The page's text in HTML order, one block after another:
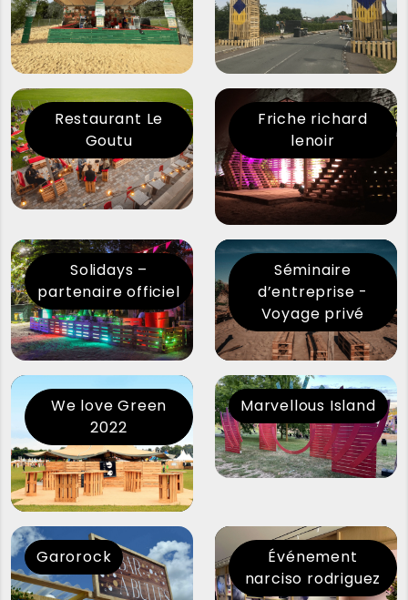
Restaurant Le
Goutu
Friche richard
lenoir
Solidays –
partenaire officiel
Séminaire
d’entreprise -
Voyage privé
We love Green
2022
Marvellous Island
Garorock
Événement
narciso rodriguez